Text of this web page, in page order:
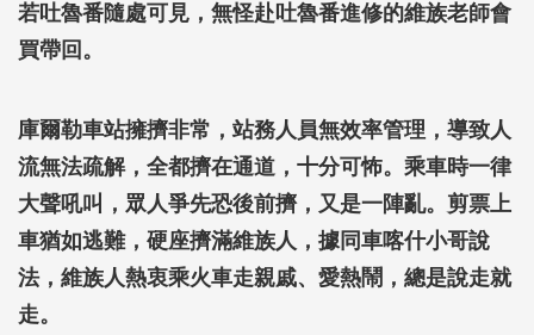
若吐魯番隨處可見，無怪赴吐魯番進修的維族老師會
買帶回。
庫爾勒車站擁擠非常，站務人員無效率管理，導致人
流無法疏解，全都擠在通道，十分可怖。乘車時一律
大聲吼叫，眾人爭先恐後前擠，又是一陣亂。剪票上
車猶如逃難，硬座擠滿維族人，據同車喀什小哥說
法，維族人熱衷乘火車走親戚、愛熱鬧，總是說走就
走。